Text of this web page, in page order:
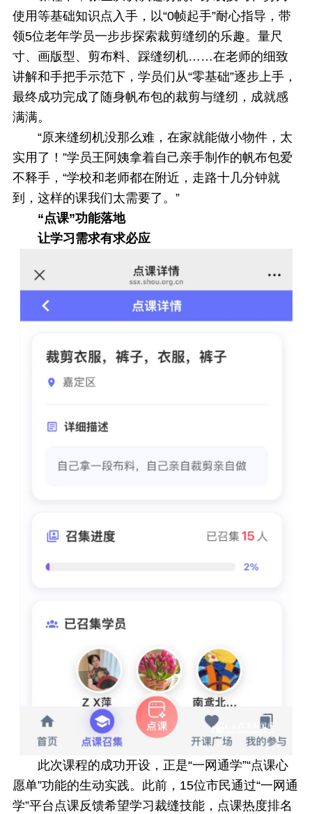
使用等基础知识点入手，以“0帧起手”耐心指导，带
领5位老年学员一步步探索裁剪缝纫的乐趣。量尺
寸、画版型、剪布料、踩缝纫机……在老师的细致
讲解和手把手示范下，学员们从“零基础”逐步上手，
最终成功完成了随身帆布包的裁剪与缝纫，成就感
满满。
“原来缝纫机没那么难，在家就能做小物件，太
实用了！”学员王阿姨拿着自己亲手制作的帆布包爱
不释手，“学校和老师都在附近，走路十几分钟就
到，这样的课我们太需要了。”
“点课”功能落地
让学习需求有求必应
此次课程的成功开设，正是“一网通学”“点课心
愿单”功能的生动实践。此前，15位市民通过“一网通
学”平台点课反馈希望学习裁缝技能，点课热度排名